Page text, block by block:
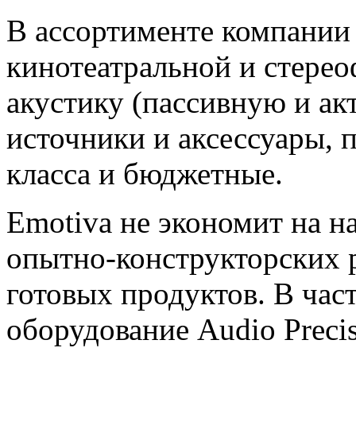
В ассортименте
кинотеатральной и
акустику (пассивную и
источники и аксессуары,
класса и бюджетные.
Emotiva не экономит на
опытно-конструкторских
готовых продуктов. В
оборудование Audio